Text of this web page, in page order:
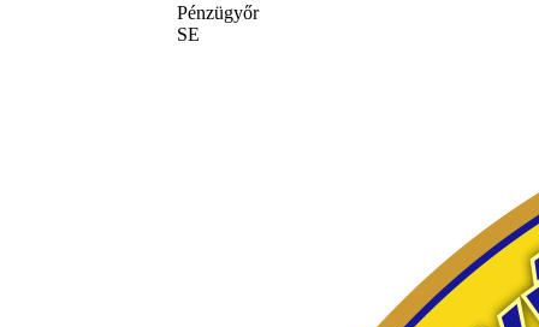
Pénzügyőr
SE